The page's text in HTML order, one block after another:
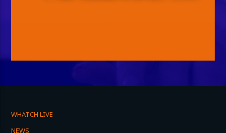
WHATCH LIVE
NEWS